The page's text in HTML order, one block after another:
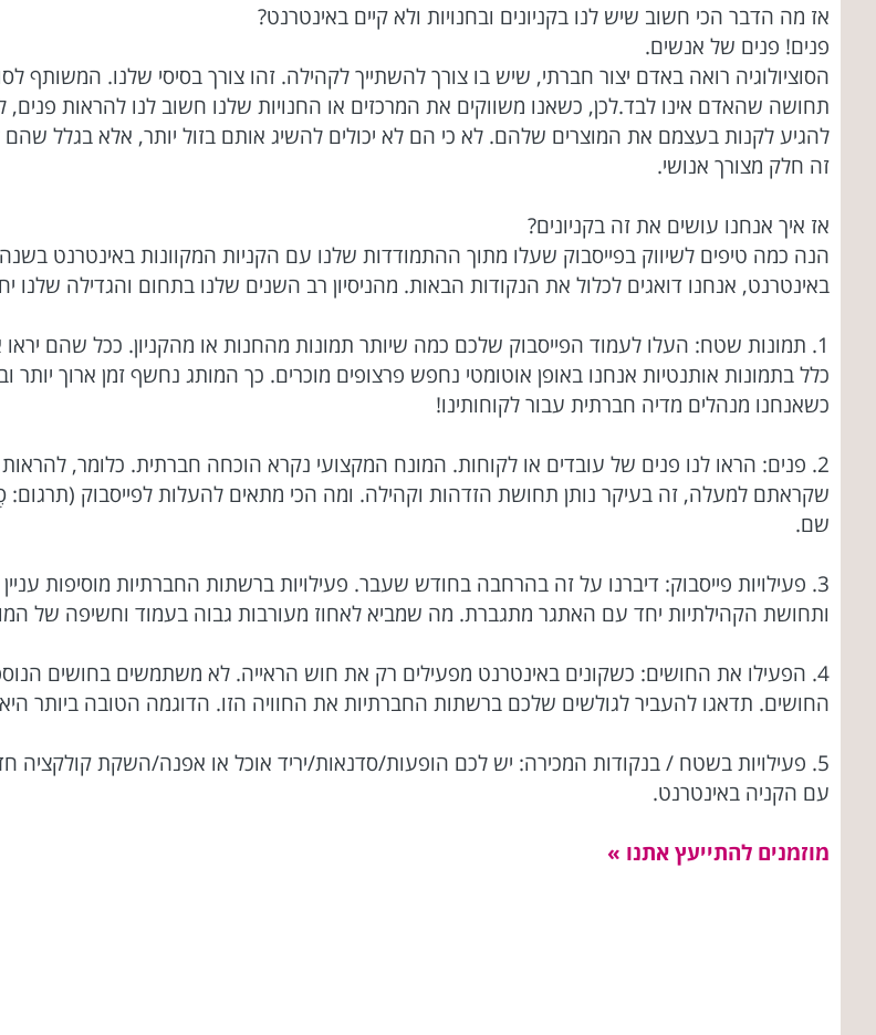
אז מה הדבר הכי חשוב שיש לנו בקניונים ובחנויות ולא קיים באינטרנט?
פנים! פנים של אנשים.
הסוציולוגיה רואה באדם יצור חברתי, שיש בו צורך להשתייך לקהילה. זהו צורך בסיסי שלנו.
תחושה שהאדם אינו לבד.לכן, כשאנו משווקים את המרכזים או החנויות שלנו חשוב לנו להראות
להגיע לקנות בעצמם את המוצרים שלהם. לא כי הם לא יכולים להשיג אותם בזול יותר, אלא בגלל שהם
זה חלק מצורך אנושי.
אז איך אנחנו עושים את זה בקניונים?
הנה כמה טיפים לשיווק בפייסבוק שעלו מתוך ההתמודדות שלנו עם הקניות המקוונות באינטרנט
באינטרנט, אנחנו דואגים לכלול את הנקודות הבאות. מהניסיון רב השנים שלנו בתחום והגדילה
1. תמונות שטח: העלו לעמוד הפייסבוק שלכם כמה שיותר תמונות מהחנות או מהקניון. ככל שהם
כלל בתמונות אותנטיות אנחנו באופן אוטומטי נחפש פרצופים מוכרים. כך המותג נחשף זמן ארוך יותר
כשאנחנו מנהלים מדיה חברתית עבור לקוחותינו!
2. פנים: הראו לנו פנים של עובדים או לקוחות. המונח המקצועי נקרא הוכחה חברתית. כלומר,
שקראתם למעלה, זה בעיקר נותן תחושת הזדהות וקהילה. ומה הכי מתאים להעלות לפייסבוק
שם.
3. פעילויות פייסבוק: דיברנו על זה בהרחבה בחודש שעבר. פעילויות ברשתות החברתיות מוסיפות
ותחושת הקהילתיות יחד עם האתגר מתגברת. מה שמביא לאחוז מעורבות גבוה בעמוד וחשיפה של
4. הפעילו את החושים: כשקונים באינטרנט מפעילים רק את חוש הראייה. לא משתמשים בחושים
החושים. תדאגו להעביר לגולשים שלכם ברשתות החברתיות את החוויה הזו. הדוגמה הטובה ביותר
5. פעילויות בשטח / בנקודות המכירה: יש לכם הופעות/סדנאות/יריד אוכל או אפנה/השקת קולקציה
עם הקניה באינטרנט.
מוזמנים להתייעץ אתנו »